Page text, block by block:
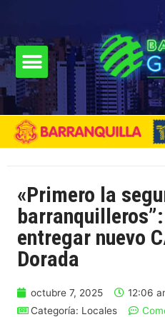
«Primero la
entregar nuevo
Dorada
octubre 7, 2025 12:06
Categoría: Locales